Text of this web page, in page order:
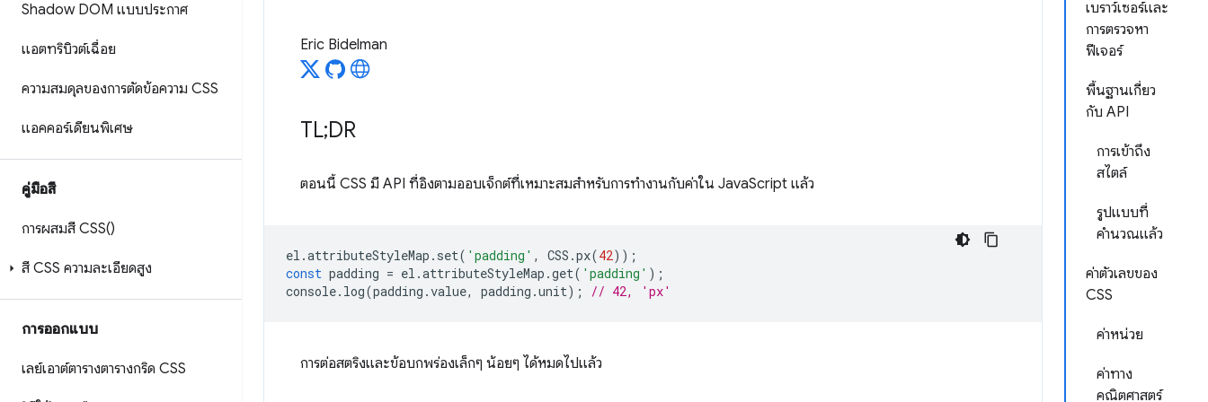
Shadow DOM แบบประกาศ
แอตทริบิวต์เฉื่อย
ความสมดุลของการตัดข้อความ CSS
แอคคอร์เดียนพิเศษ
คู่มือสี
การผสมสี CSS()
สี CSS ความละเอียดสูง
การออกแบบ
เลย์เอาต์ตารางตารางกริด CSS
เบราว์เซอร์และ
การตรวจหา
ฟีเจอร์
พื้นฐานเกี่ยว
กับ API
การเข้าถึง
สไตล์
รูปแบบที่
คำนวณแล้ว
ค่าตัวเลขของ
CSS
ค่าหน่วย
ค่าทาง
คณิตศาสตร์
Eric Bidelman
TL;DR
ตอนนี้ CSS มี API ที่อิงตามออบเจ็กต์ที่เหมาะสมสำหรับการทำงานกับค่าใน JavaScript แล้ว
el .attributeStyleMap . set( 'padding' , CSS .px(42));
const padding = el .attributeStyleMap .get( 'padding' );
console. log(padding .value, padding .unit); // 42, 'px'
การต่อสตริงและข้อบกพร่องเล็กๆ น้อยๆ ได้หมดไปแล้ว